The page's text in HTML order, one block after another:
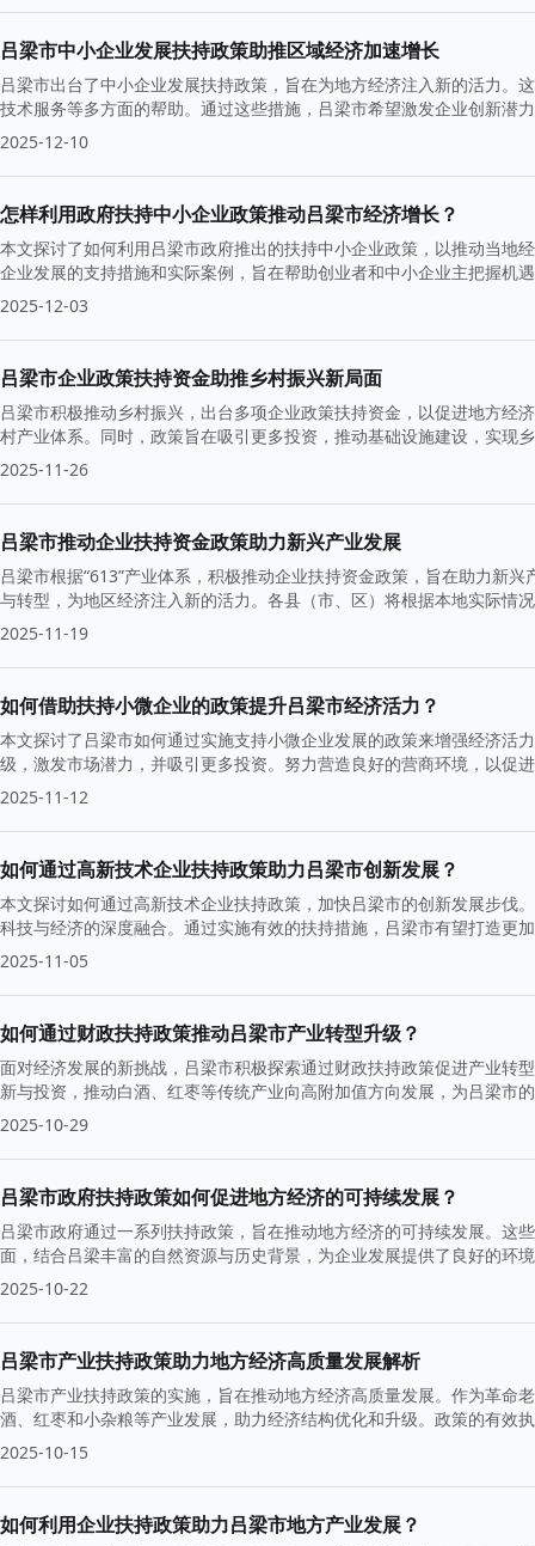
吕梁市中小企业发展扶持政策助推区域经济加速增长
吕梁市出台了中小企业发展扶持政策，旨在为地方经济注入新的活力
技术服务等多方面的帮助。通过这些措施，吕梁市希望激发企业创新潜
2025-12-10
怎样利用政府扶持中小企业政策推动吕梁市经济增长？
本文探讨了如何利用吕梁市政府推出的扶持中小企业政策，以推动当地
企业发展的支持措施和实际案例，旨在帮助创业者和中小企业主把握机
2025-12-03
吕梁市企业政策扶持资金助推乡村振兴新局面
吕梁市积极推动乡村振兴，出台多项企业政策扶持资金，以促进地方
村产业体系。同时，政策旨在吸引更多投资，推动基础设施建设，实现
2025-11-26
吕梁市推动企业扶持资金政策助力新兴产业发展
吕梁市根据“613”产业体系，积极推动企业扶持资金政策，旨在助力新
与转型，为地区经济注入新的活力。各县（市、区）将根据本地实际情
2025-11-19
如何借助扶持小微企业的政策提升吕梁市经济活力？
本文探讨了吕梁市如何通过实施支持小微企业发展的政策来增强经济活
级，激发市场潜力，并吸引更多投资。努力营造良好的营商环境，以促
2025-11-12
如何通过高新技术企业扶持政策助力吕梁市创新发展？
本文探讨如何通过高新技术企业扶持政策，加快吕梁市的创新发展步伐
科技与经济的深度融合。通过实施有效的扶持措施，吕梁市有望打造更
2025-11-05
如何通过财政扶持政策推动吕梁市产业转型升级？
面对经济发展的新挑战，吕梁市积极探索通过财政扶持政策促进产业转
新与投资，推动白酒、红枣等传统产业向高附加值方向发展，为吕梁市
2025-10-29
吕梁市政府扶持政策如何促进地方经济的可持续发展？
吕梁市政府通过一系列扶持政策，旨在推动地方经济的可持续发展。这
面，结合吕梁丰富的自然资源与历史背景，为企业发展提供了良好的环
转型升级。
2025-10-22
吕梁市产业扶持政策助力地方经济高质量发展解析
吕梁市产业扶持政策的实施，旨在推动地方经济高质量发展。作为革
酒、红枣和小杂粮等产业发展，助力经济结构优化和升级。政策的有效
2025-10-15
如何利用企业扶持政策助力吕梁市地方产业发展？